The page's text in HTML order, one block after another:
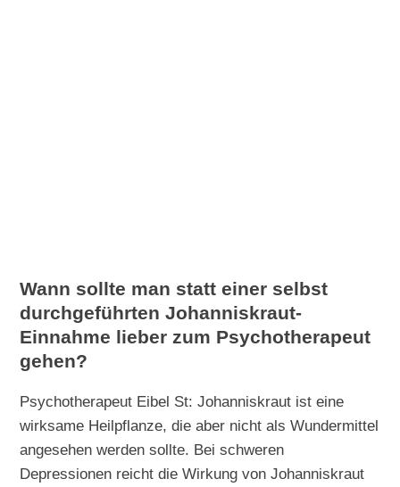
Wann sollte man statt einer selbst
durchgeführten Johanniskraut-
Einnahme lieber zum Psychotherapeut
gehen?
Psychotherapeut Eibel St: Johanniskraut ist eine
wirksame Heilpflanze, die aber nicht als Wundermittel
angesehen werden sollte. Bei schweren
Depressionen reicht die Wirkung von Johanniskraut